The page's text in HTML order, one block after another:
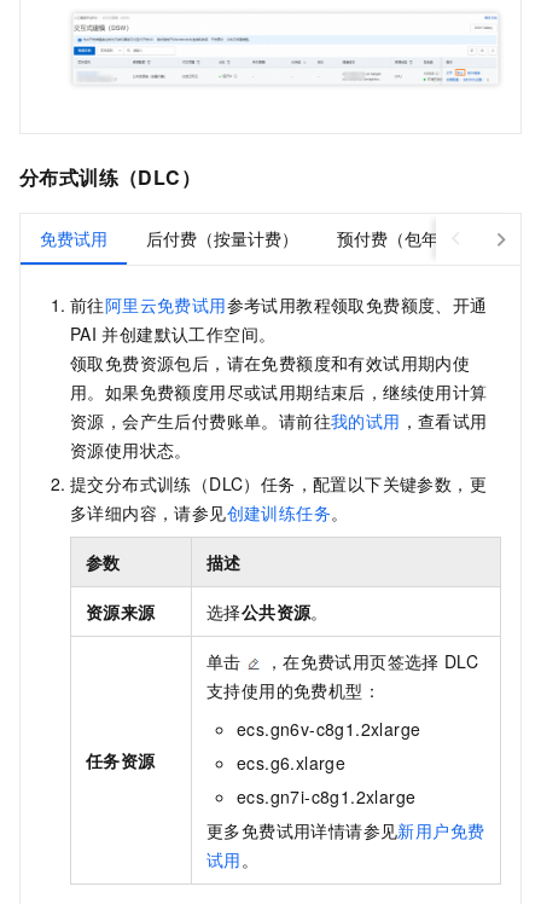
分布式训练（DLC）
免费试用 后付费（按量计费） 预付费（包年包月）
前往阿里云免费试用参考试用教程领取免费额度、开通
PAI 并创建默认工作空间。
领取免费资源包后，请在免费额度和有效试用期内使
用。如果免费额度用尽或试用期结束后，继续使用计算
资源，会产生后付费账单。请前往我的试用 ，查看试用
资源使用状态。
提交分布式训练（DLC）任务，配置以下关键参数，更
多详细内容，请参见创建训练任务。
参数 描述
资源来源 选择公共资源。
任务资源
单击 ，在免费试用页签选择 DLC
支持使用的免费机型：
ecs.gn6v-c8g1.2xlarge
ecs.g6.xlarge
ecs.gn7i-c8g1.2xlarge
更多免费试用详情请参见新用户免费
试用。